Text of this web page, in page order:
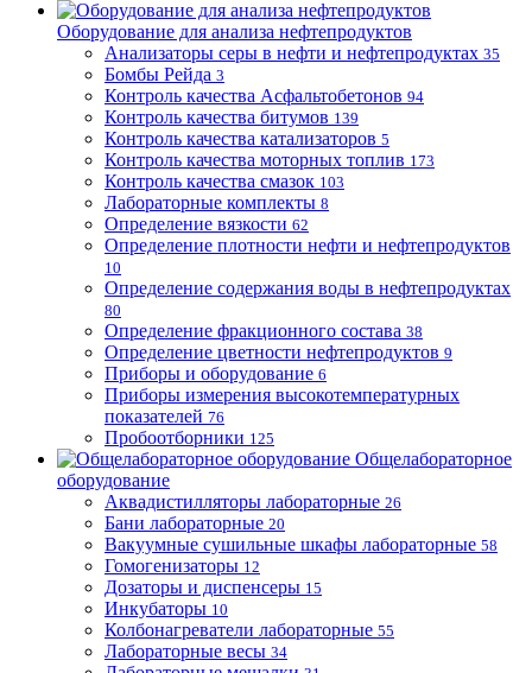
Оборудование для анализа нефтепродуктов
Анализаторы серы в нефти и нефтепродуктах 35
Бомбы Рейда 3
Контроль качества Асфальтобетонов 94
Контроль качества битумов 139
Контроль качества катализаторов 5
Контроль качества моторных топлив 173
Контроль качества смазок 103
Лабораторные комплекты 8
Определение вязкости 62
Определение плотности нефти и нефтепродуктов
10
Определение содержания воды в нефтепродуктах
80
Определение фракционного состава 38
Определение цветности нефтепродуктов 9
Приборы и оборудование 6
Приборы измерения высокотемпературных
показателей 76
Пробоотборники 125
Общелабораторное
оборудование
Аквадистилляторы лабораторные 26
Бани лабораторные 20
Вакуумные сушильные шкафы лабораторные 58
Гомогенизаторы 12
Дозаторы и диспенсеры 15
Инкубаторы 10
Колбонагреватели лабораторные 55
Лабораторные весы 34